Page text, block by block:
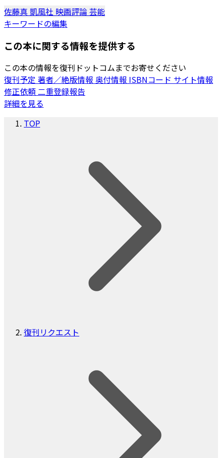
佐藤真凱風社 映画評論芸能
キーワードの編集
この本に関する情報を提供する
この本の情報を復刊ドットコムまでお寄せください
復刊予定 著者／絶版情報 奥付情報 ISBNコード サイト情報
修正依頼 二重登録報告
詳細を見る
TOP
復刊リクエスト